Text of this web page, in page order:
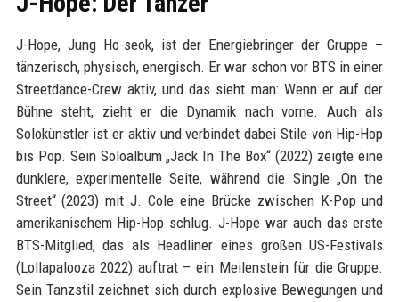
J-Hope, Jung Ho-seok, ist der Energiebringer der Gruppe –
tänzerisch, physisch, energisch. Er war schon vor BTS in einer
Streetdance-Crew aktiv, und das sieht man: Wenn er auf der
Bühne steht, zieht er die Dynamik nach vorne. Auch als
Solokünstler ist er aktiv und verbindet dabei Stile von Hip-Hop
bis Pop. Sein Soloalbum „Jack In The Box“ (2022) zeigte eine
dunklere, experimentelle Seite, während die Single „On the
Street“ (2023) mit J. Cole eine Brücke zwischen K-Pop und
amerikanischem Hip-Hop schlug. J-Hope war auch das erste
BTS-Mitglied, das als Headliner eines großen US-Festivals
(Lollapalooza 2022) auftrat – ein Meilenstein für die Gruppe.
Sein Tanzstil zeichnet sich durch explosive Bewegungen und